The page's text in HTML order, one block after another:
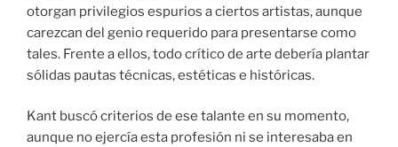
otorgan privilegios espurios a ciertos artistas, aunque
carezcan del genio requerido para presentarse como
tales. Frente a ellos, todo crítico de arte debería plantar
sólidas pautas técnicas, estéticas e históricas.
Kant buscó criterios de ese talante en su momento,
aunque no ejercía esta profesión ni se interesaba en